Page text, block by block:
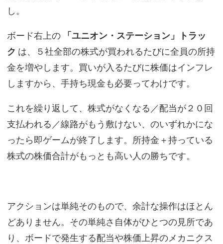
し。
ボード右上の
「ユニオン・ステーション」トラッ
ク は、５社全部の株式が買われるたびに全員の所持
金を増やします。買いが入るたびに株価はインフレ
しますから、手持ち現金も必要ってわけです。
これを繰り返して、株式がなくなる／配当が２０回
支払われる／線路がもう敷けない、のいずれかにな
ったら即ゲームが終了します。所持金＋持っている
株式の株価合計がもっとも高い人の勝ちです。
アクションは単純そのもので、余計な操作はほとん
どありません。その単純さ自体がひとつの見所であ
り、ボードで発生する配当や株価上昇のメカニクス